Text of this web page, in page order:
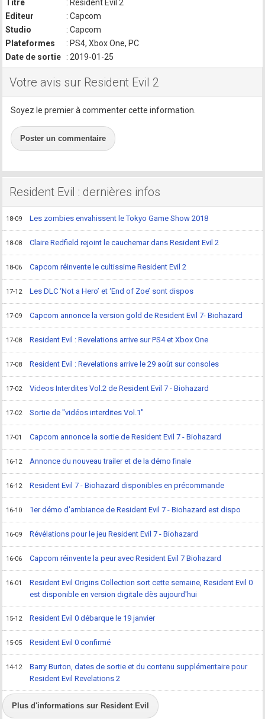
Titre
: Resident Evil 2
Editeur
: Capcom
Studio
: Capcom
Plateformes
: PS4, Xbox One, PC
Date de sortie
: 2019-01-25
Votre avis sur Resident Evil 2
Soyez le premier à commenter cette information.
Poster un commentaire
Resident Evil : dernières infos
18-09 Les zombies envahissent le Tokyo Game Show 2018
18-08 Claire Redfield rejoint le cauchemar dans Resident Evil 2
18-06 Capcom réinvente le cultissime Resident Evil 2
17-12 Les DLC ‘Not a Hero’ et ‘End of Zoe’ sont dispos
17-09 Capcom annonce la version gold de Resident Evil 7- Biohazard
17-08 Resident Evil : Revelations arrive sur PS4 et Xbox One
17-08 Resident Evil : Revelations arrive le 29 août sur consoles
17-02 Videos Interdites Vol.2 de Resident Evil 7 - Biohazard
17-02 Sortie de "vidéos interdites Vol.1"
17-01 Capcom annonce la sortie de Resident Evil 7 - Biohazard
16-12 Annonce du nouveau trailer et de la démo finale
16-12 Resident Evil 7 - Biohazard disponibles en précommande
16-10 1er démo d'ambiance de Resident Evil 7 - Biohazard est dispo
16-09 Révélations pour le jeu Resident Evil 7 - Biohazard
16-06 Capcom réinvente la peur avec Resident Evil 7 Biohazard
16-01
Resident Evil Origins Collection sort cette semaine, Resident Evil 0
est disponible en version digitale dès aujourd'hui
15-12 Resident Evil 0 débarque le 19 janvier
15-05 Resident Evil 0 confirmé
14-12
Barry Burton, dates de sortie et du contenu supplémentaire pour
Resident Evil Revelations 2
Plus d'informations sur Resident Evil